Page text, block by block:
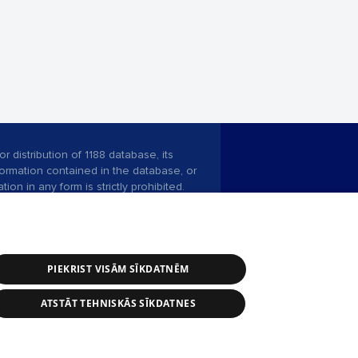
distribution of 1188 database, its
contained in the database, or
in any form is strictly prohibited.
service: e-mail -info@1188.lv
PIEKRIST VISĀM SĪKDATNĒM
ATSTĀT TEHNISKĀS SĪKDATNES